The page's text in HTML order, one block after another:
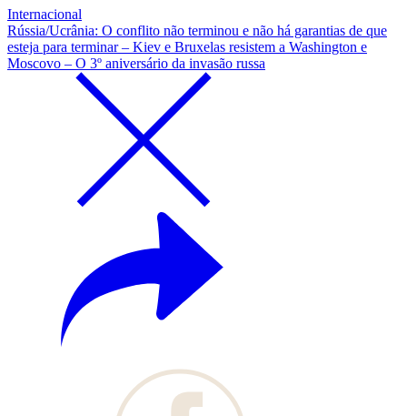
Internacional
Rússia/Ucrânia: O conflito não terminou e não há garantias de que
esteja para terminar – Kiev e Bruxelas resistem a Washington e
Moscovo – O 3º aniversário da invasão russa